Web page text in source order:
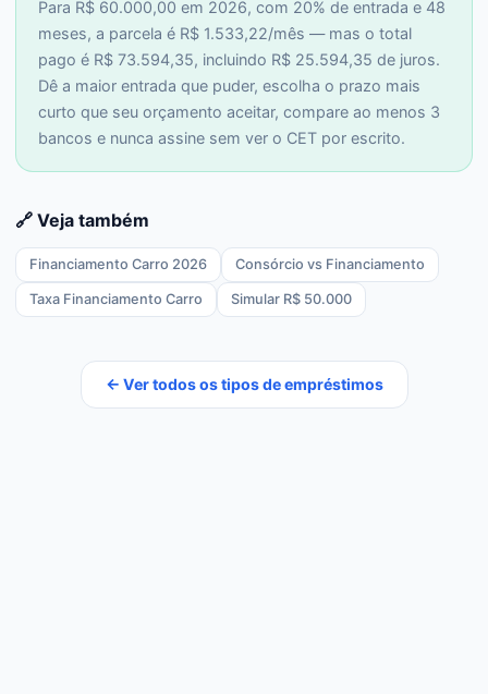
Para R$ 60.000,00 em 2026, com 20% de entrada e 48
meses, a parcela é R$ 1.533,22/mês — mas o total
pago é R$ 73.594,35, incluindo R$ 25.594,35 de juros.
Dê a maior entrada que puder, escolha o prazo mais
curto que seu orçamento aceitar, compare ao menos 3
bancos e nunca assine sem ver o CET por escrito.
🔗 Veja também
Financiamento Carro 2026 Consórcio vs Financiamento
Taxa Financiamento Carro Simular R$ 50.000
← Ver todos os tipos de empréstimos